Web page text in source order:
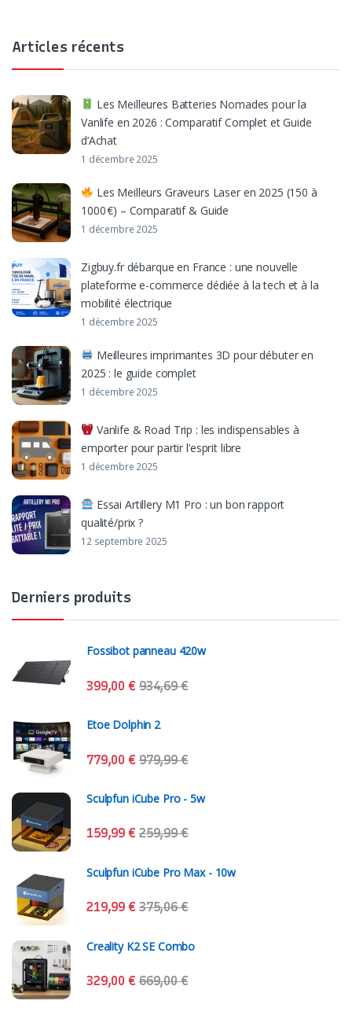
Articles récents
Les Meilleures Batteries Nomades pour la
Vanlife en 2026 : Comparatif Complet et Guide
d’Achat
1 décembre 2025
Les Meilleurs Graveurs Laser en 2025 (150 à
1000 €) – Comparatif & Guide
1 décembre 2025
Zigbuy.fr débarque en France : une nouvelle
plateforme e-commerce dédiée à la tech et à la
mobilité électrique
1 décembre 2025
Meilleures imprimantes 3D pour débuter en
2025 : le guide complet
1 décembre 2025
Vanlife & Road Trip : les indispensables à
emporter pour partir l’esprit libre
1 décembre 2025
Essai Artillery M1 Pro : un bon rapport
qualité/prix ?
12 septembre 2025
Derniers produits
Fossibot panneau 420w
399,00€ 934,69€
Etoe Dolphin 2
779,00€ 979,99€
Sculpfun iCube Pro - 5w
159,99€ 259,99€
Sculpfun iCube Pro Max - 10w
219,99€ 375,06€
Creality K2 SE Combo
329,00€ 669,00€